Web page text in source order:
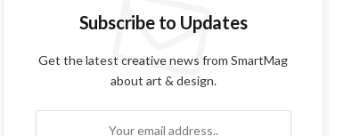
Subscribe to Updates
Get the latest creative news from SmartMag
about art & design.